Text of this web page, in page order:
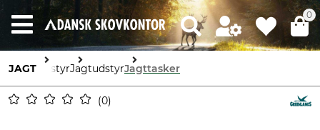
0
JAGT UdstyrJagtudstyrJagttasker
0